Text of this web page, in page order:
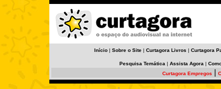
Início | Sobre o Site | Curtagora Livros | Curtagora
Pesquisa Temática | Assista Agora |
Curtagora Empregos